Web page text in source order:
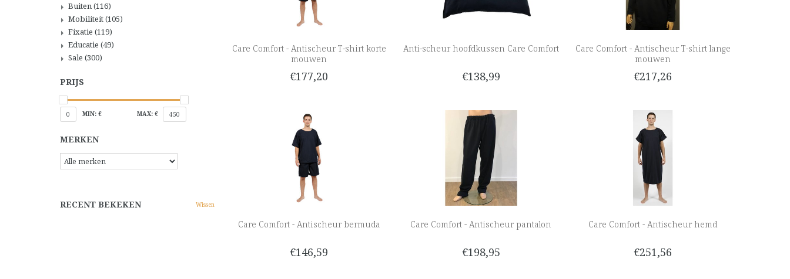
Buiten(116)
Mobiliteit(105)
Fixatie (119)
Educatie (49)
Sale (300)
PRIJS
0 MIN: € MAX: € 450
MERKEN
RECENT BEKEKEN Wissen
Care Comfort - Antischeur T-shirt korte
mouwen
€177,20
Anti-scheur hoofdkussen Care Comfort
€138,99
Care Comfort - Antischeur T-shirt lange
mouwen
€217,26
Care Comfort - Antischeur bermuda
€146,59
Care Comfort - Antischeur pantalon
€198,95
Care Comfort - Antischeur hemd
€251,56